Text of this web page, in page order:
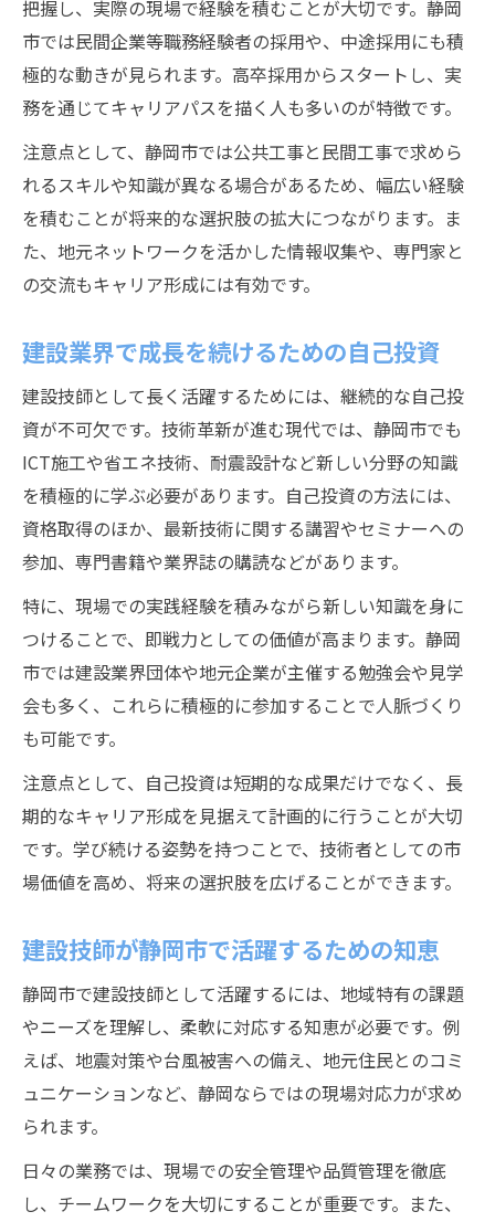
把握し、実際の現場で経験を積むことが大切です。静岡
市では民間企業等職務経験者の採用や、中途採用にも積
極的な動きが見られます。高卒採用からスタートし、実
務を通じてキャリアパスを描く人も多いのが特徴です。
注意点として、静岡市では公共工事と民間工事で求めら
れるスキルや知識が異なる場合があるため、幅広い経験
を積むことが将来的な選択肢の拡大につながります。ま
た、地元ネットワークを活かした情報収集や、専門家と
の交流もキャリア形成には有効です。
建設業界で成長を続けるための自己投資
建設技師として長く活躍するためには、継続的な自己投
資が不可欠です。技術革新が進む現代では、静岡市でも
ICT施工や省エネ技術、耐震設計など新しい分野の知識
を積極的に学ぶ必要があります。自己投資の方法には、
資格取得のほか、最新技術に関する講習やセミナーへの
参加、専門書籍や業界誌の購読などがあります。
特に、現場での実践経験を積みながら新しい知識を身に
つけることで、即戦力としての価値が高まります。静岡
市では建設業界団体や地元企業が主催する勉強会や見学
会も多く、これらに積極的に参加することで人脈づくり
も可能です。
注意点として、自己投資は短期的な成果だけでなく、長
期的なキャリア形成を見据えて計画的に行うことが大切
です。学び続ける姿勢を持つことで、技術者としての市
場価値を高め、将来の選択肢を広げることができます。
建設技師が静岡市で活躍するための知恵
静岡市で建設技師として活躍するには、地域特有の課題
やニーズを理解し、柔軟に対応する知恵が必要です。例
えば、地震対策や台風被害への備え、地元住民とのコミ
ュニケーションなど、静岡ならではの現場対応力が求め
られます。
日々の業務では、現場での安全管理や品質管理を徹底
し、チームワークを大切にすることが重要です。また、